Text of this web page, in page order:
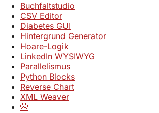
Buchfaltstudio
CSV Editor
Diabetes GUI
Hintergrund Generator
Hoare-Logik
LinkedIn WYSIWYG
Parallelismus
Python Blocks
Reverse Chart
XML Weaver
🤫